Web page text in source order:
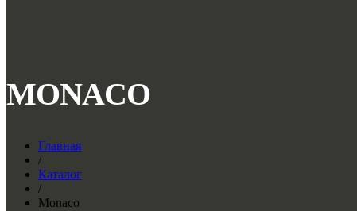
MONACO
Главная
/
Каталог
/
Monaco